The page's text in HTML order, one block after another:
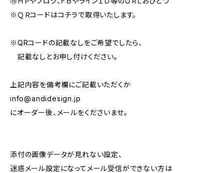
※ＱＲコードはコチラで取得いたします。
※QRコードの記載なしをご希望でしたら、
記載なしとお申し付けください。
上記内容を備考欄にご記載いただくか
info@andidesign.jp
にオーダー後、メールをくださいませ。
添付の画像データが見れない設定、
迷惑メール設定になってメール受信ができない方は